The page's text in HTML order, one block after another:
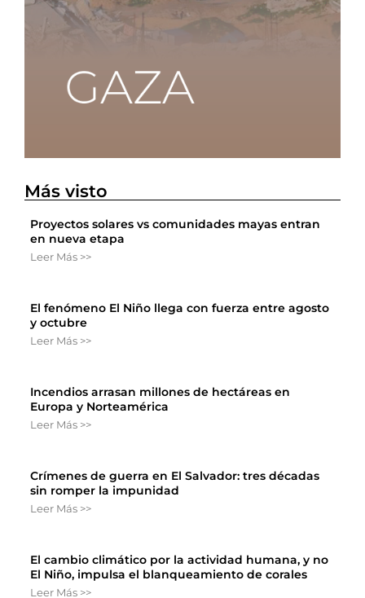
Más visto
Proyectos solares vs comunidades mayas entran
en nueva etapa
Leer Más >>
El fenómeno El Niño llega con fuerza entre agosto
y octubre
Leer Más >>
Incendios arrasan millones de hectáreas en
Europa y Norteamérica
Leer Más >>
Crímenes de guerra en El Salvador: tres décadas
sin romper la impunidad
Leer Más >>
El cambio climático por la actividad humana, y no
El Niño, impulsa el blanqueamiento de corales
Leer Más >>